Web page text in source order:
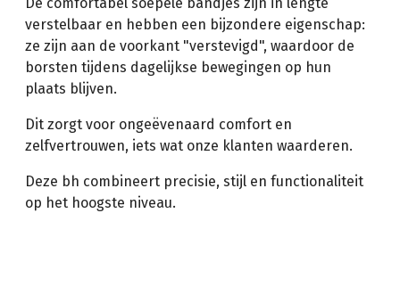
verstelbaar en hebben een bijzondere eigenschap:
ze zijn aan de voorkant "verstevigd", waardoor de
borsten tijdens dagelijkse bewegingen op hun
plaats blijven.
Dit zorgt voor ongeëvenaard comfort en
zelfvertrouwen, iets wat onze klanten waarderen.
Deze bh combineert precisie, stijl en functionaliteit
op het hoogste niveau.